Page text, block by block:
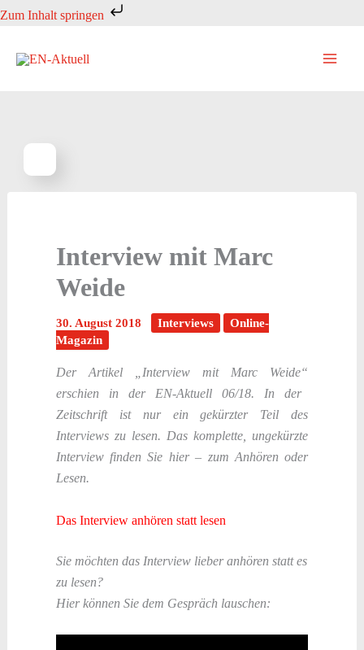
Zum Inhalt springen
Zum
springen
Interview mit Marc
Weide
30. August 2018 Interviews
Online-
Magazin
Der Artikel „Interview mit Marc Weide“
erschien in der EN-Aktuell 06/18. In der
Zeitschrift ist nur ein gekürzter Teil des
Interviews zu lesen. Das komplette, ungekürzte
Interview finden Sie hier – zum Anhören oder
Lesen.
Das Interview anhören statt lesen
Sie möchten das Interview lieber anhören statt es
zu lesen?
Hier können Sie dem Gespräch lauschen: